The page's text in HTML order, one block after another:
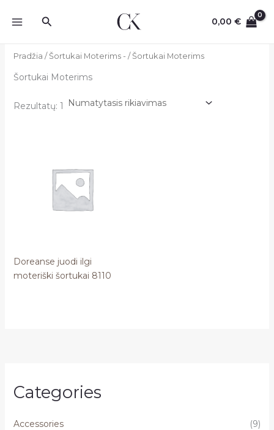
prie
Paieška 0,00€
Categories
Accessories
(9)
Pradžia /Šortukai Moterims - / Šortukai Moterims
Šortukai Moterims
Rezultatų: 1
Doreanse juodi ilgi
moteriški šortukai 8110